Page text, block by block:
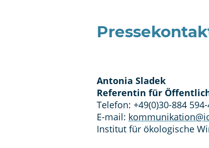
Antonia Sladek
Referentin für
Telefon: +49(0)30-884
E-mail:
Institut für ökologische